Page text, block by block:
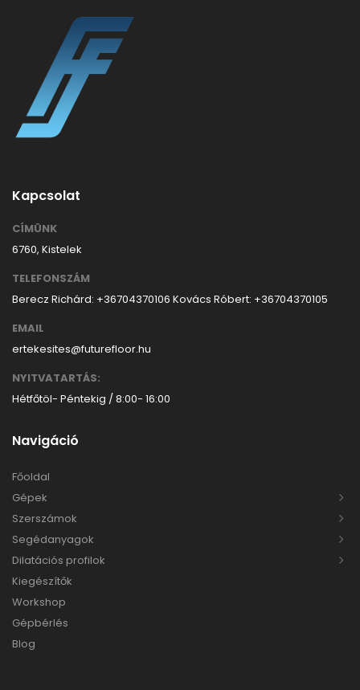
Kapcsolat
CÍMÜNK
6760, Kistelek
TELEFONSZÁM
Berecz Richárd: +36704370106 Kovács Róbert: +36704370105
EMAIL
ertekesites@futurefloor.hu
NYITVATARTÁS:
Hétfőtöl- Péntekig / 8:00- 16:00
Navigáció
Főoldal
Gépek
Szerszámok
Segédanyagok
Dilatációs profilok
Kiegészítők
Workshop
Gépbérlés
Blog